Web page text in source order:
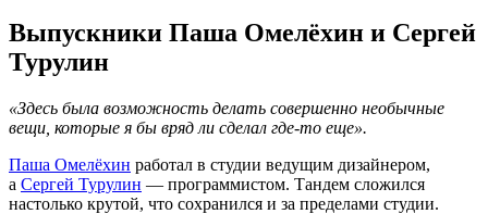
Выпускники Паша Омелёхин и Сергей
Турулин
«Здесь была возможность делать совершенно необычные
вещи, которые я бы вряд ли сделал где-то еще».
Паша Омелёхин работал в студии ведущим дизайнером,
а Сергей Турулин — программистом. Тандем сложился
настолько крутой, что сохранился и за пределами студии.